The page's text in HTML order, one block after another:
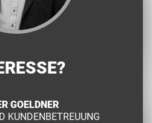
GOELDNER
KUNDENBETREUUNG